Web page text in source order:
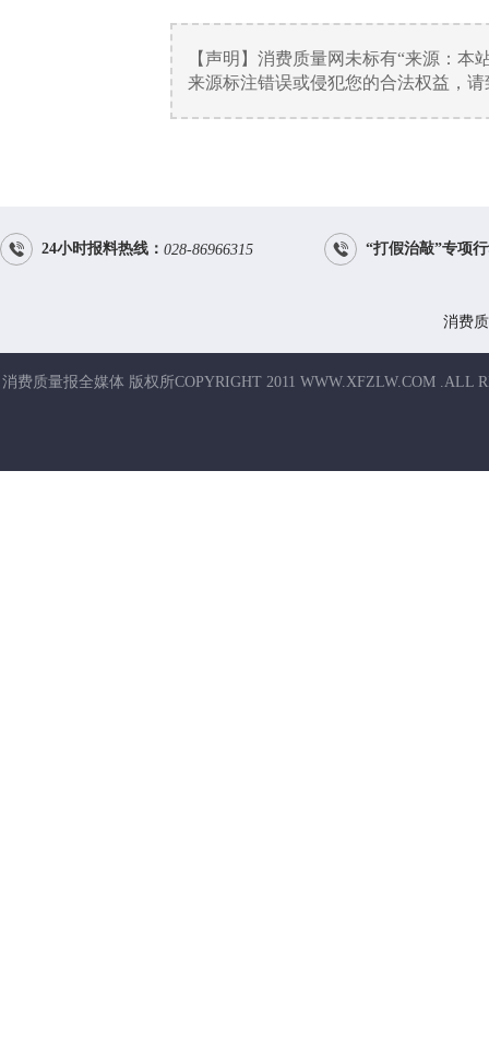
【声明】消费质量网未标有“来源：
来源标注错误或侵犯您的合法权益，
 24小时报料热线： 028-86966315  “打假治敲”专项
消费
消费质量报全媒体 版权所COPYRIGHT 2011 WWW.XFZLW.COM .ALL